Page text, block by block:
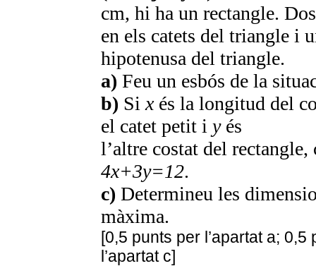
cm, hi ha un rectangle.
en els catets del triangle i
hipotenusa del triangle.
a) Feu un esbós de la
b) Si xés la longitud del
el catet petit i yés
l’altre costat del
4x+3y=12.
c) Determineu les
màxima.
[0,5 punts per l’apartat a; 0,5
l’apartat c]